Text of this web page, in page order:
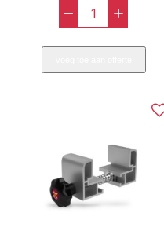
-
Podiumdeel
200
/
BROERS
aantal
+